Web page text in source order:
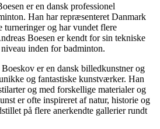
er en dansk professionel
Han har repræsenteret Danmark
turneringer og har vundet flere
Boesen er kendt for sin tekniske
inden for badminton.
er en dansk billedkunstner og
og fantastiske kunstværker. Han
og med forskellige materialer og
er ofte inspireret af natur, historie og
på flere anerkendte gallerier rundt